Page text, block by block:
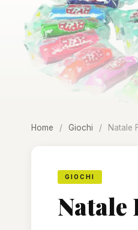
Home / Giochi / Natale
GIOCHI
Natale